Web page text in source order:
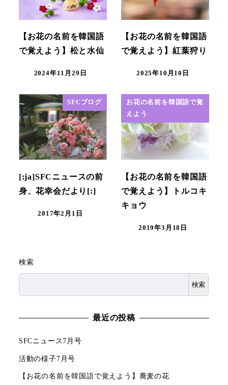
【お花の名前を韓国語
で覚えよう】松と水仙
2024年11月29日
【お花の名前を韓国語
で覚えよう】紅葉狩り
2025年10月10日
SFCブログ
[:ja]SFCニュースの前
身、花幸会だより[:]
2017年2月1日
お花の名前を韓国語で覚
えよう
【お花の名前を韓国語
で覚えよう】トルコキ
キョウ
2019年3月18日
検索
検索
最近の投稿
SFCニュース7月号
活動の様子7月号
【お花の名前を韓国語で覚えよう】蕎麦の花